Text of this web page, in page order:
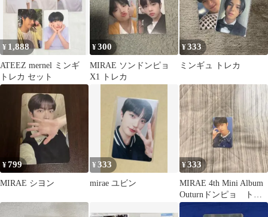
¥ 1,888
ATEEZ mernel ミンギ
トレカ セット
¥300
MIRAE ソンドンピョ
X1 トレカ
¥333
ミンギュ トレカ
¥799
MIRAE シヨン
¥333
mirae ユビン
¥333
MIRAE 4th Mini Album
Outurnドンピョ トレ
カ